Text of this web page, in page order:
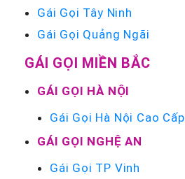
Gái Gọi Tây Ninh
Gái Gọi Quảng Ngãi
GÁI GỌI MIỀN BẮC
GÁI GỌI HÀ NỘI
Gái Gọi Hà Nội Cao Cấp
GÁI GỌI NGHỆ AN
Gái Gọi TP Vinh